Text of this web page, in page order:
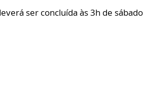
ser concluída às 3h de sábado